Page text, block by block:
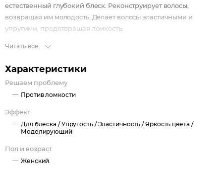
естественный глубокий блеск. Реконструирует волосы,
возвращая им молодость. Делает волосы эластичными и
упругими, предотвращая ломкость.
прикорневой зоны. Не раздражает кожу головы.
pH 9-11.
Читать все
Характеристики
Решаем проблему
Против ломкости
Эффект
Для блеска /Упругость /Эластичность /Яркость цвета /
Моделирующий
Пол и возраст
Женский